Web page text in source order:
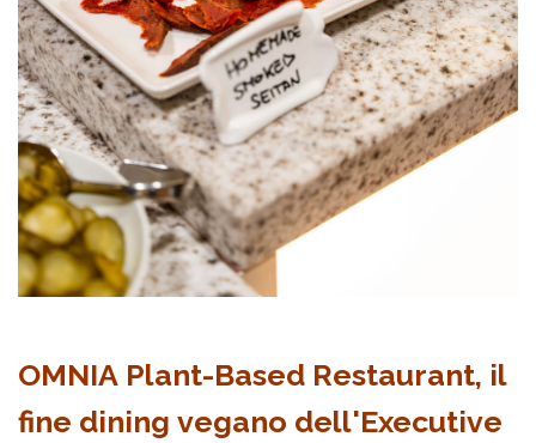
OMNIA Plant-Based Restaurant, il
fine dining vegano dell'Executive